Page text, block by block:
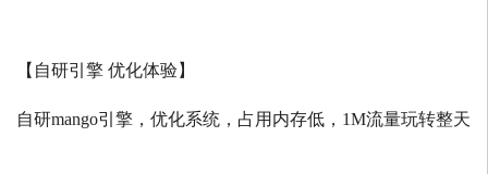
【自研引擎 优化体验】
自研mango引擎，优化系统，占用内存低， 1M流量玩转整天